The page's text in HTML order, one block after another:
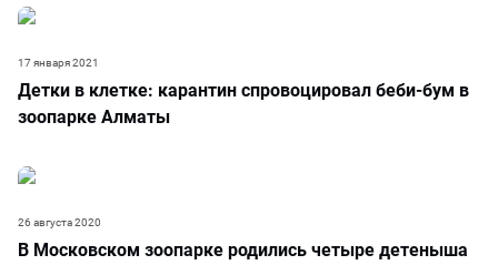
Детки в клетке: карантин спровоцировал беби-бум в
зоопарке Алматы
17 января 2021
В Московском зоопарке родились четыре детеныша
26 августа 2020